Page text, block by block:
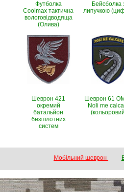
Футболка
Coolmax тактична
вологовiдводяща
(Олива)
Бейсболка
липучкою
Шеврон 421
окремий
батальйон
безпілотних
систем
Шеврон 61
Noli me
Мобільний шеврон